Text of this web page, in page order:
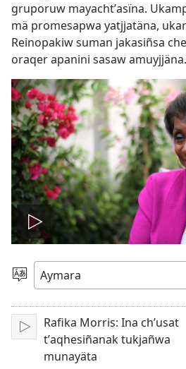
gruporuw mayachtʼasïna.
mä promesapwa yatjjatäna,
Reinopakiw suman jakasiñsa
oraqer apanini sasaw amuyjjäna.
Play
video
Mä
ajlliñataki
Play
Rafika Morris: Ina chʼusat
tʼaqhesiñanak tukjañwa
munayäta